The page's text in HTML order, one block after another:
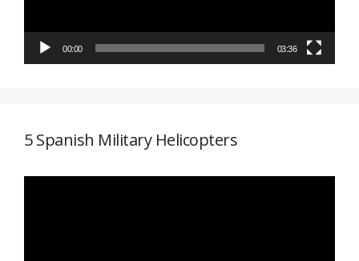
00:00 03:36
5 Spanish Military Helicopters